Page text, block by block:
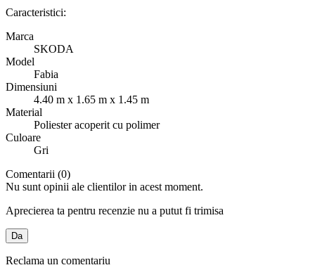
Caracteristici:
Marca
SKODA
Model
Fabia
Dimensiuni
4.40 m x 1.65 m x 1.45 m
Material
Poliester acoperit cu polimer
Culoare
Gri
Comentarii (0)
Nu sunt opinii ale clientilor in acest moment.
Aprecierea ta pentru recenzie nu a putut fi trimisa
Da
Reclama un comentariu